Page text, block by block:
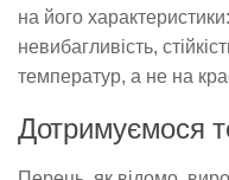
на його
невибагливість,
температур, а не на
Дотримуємося